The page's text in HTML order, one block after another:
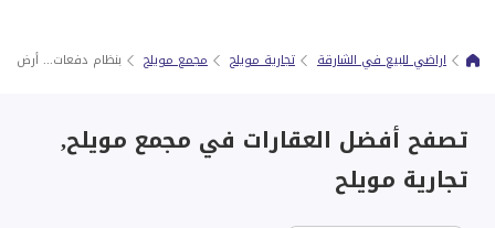
اراضي للبيع في الشارقة تجارية مويلح مجمع مويلح بنظام دفعات... أرض
تصفح أفضل العقارات في مجمع مويلح,
تجارية مويلح